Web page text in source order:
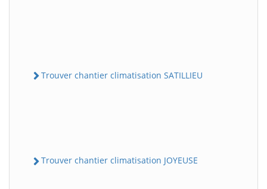
Trouver chantier climatisation SATILLIEU
Trouver chantier climatisation JOYEUSE